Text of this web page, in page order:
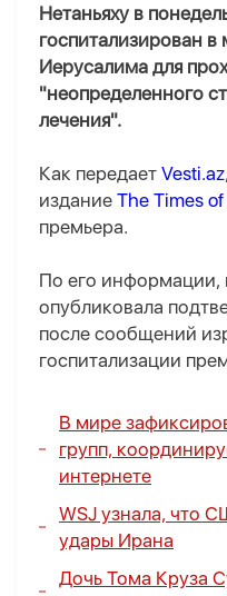
Нетаньяху в
госпитализирован
Иерусалима для
"неопределенного
лечения".
Как передает Vesti.az
издание The Times of
премьера.
По его информации,
опубликовала
после сообщений
госпитализации
В мире
групп,
интернете
WSJ узнала, что
удары Ирана
Дочь Тома Круза